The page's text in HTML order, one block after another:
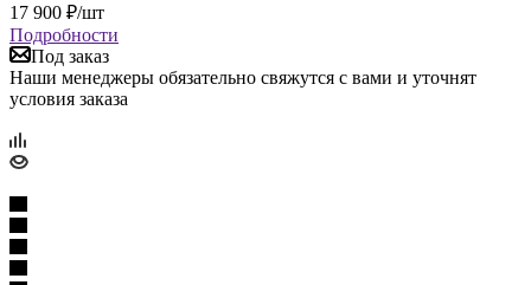
17 900 ₽/шт
Подробности
Под заказ
Наши менеджеры обязательно свяжутся с вами и уточнят
условия заказа